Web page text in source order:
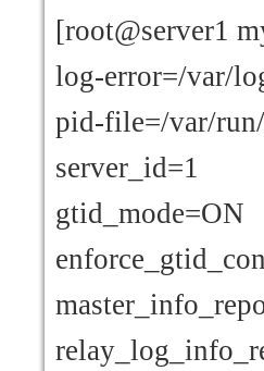
[root@server1
log-error=/var/
pid-file=/var/
server_id=1
gtid_mode=ON